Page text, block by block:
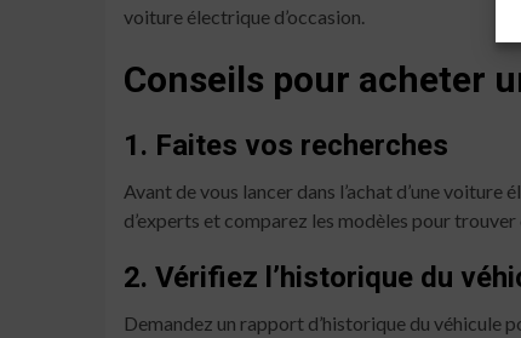
voiture électrique d’occasion.
Conseils pour acheter
1. Faites vos recherches
Avant de vous lancer dans l’achat d’une
d’experts et comparez les modèles pour
2. Vérifiez l’historique du
Demandez un rapport d’historique du véhicule